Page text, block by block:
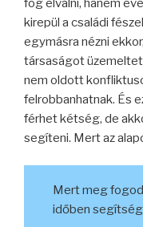
fog elválni, hanem
kirepül a családi
egymásra nézni
társaságot
nem oldott
felrobbanhatnak. És
férhet kétség, de
segíteni. Mert az
Mert meg
időben